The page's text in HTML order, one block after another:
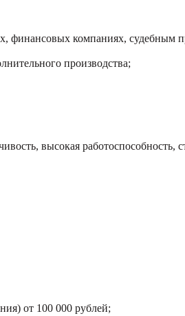
финансовых компаниях,
производства;
высокая работоспособность,
от 100 000 рублей;